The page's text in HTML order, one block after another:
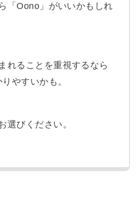
「Oono」がいいかもしれ
れることを重視するなら
やすいかも。
選びください。